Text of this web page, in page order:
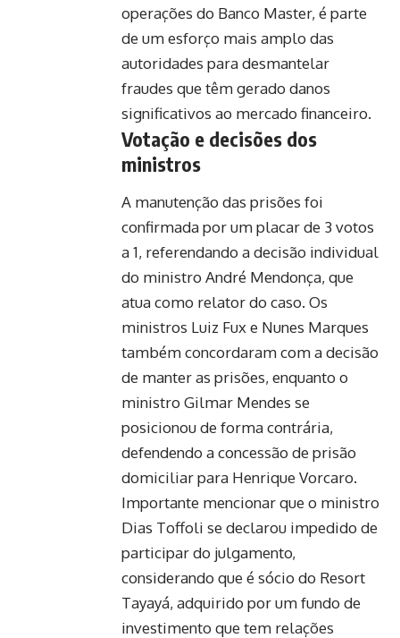
operações do Banco Master, é parte
de um esforço mais amplo das
autoridades para desmantelar
fraudes que têm gerado danos
significativos ao mercado financeiro.
Votação e decisões dos
ministros
A manutenção das prisões foi
confirmada por um placar de 3 votos
a 1, referendando a decisão individual
do ministro André Mendonça, que
atua como relator do caso. Os
ministros Luiz Fux e Nunes Marques
também concordaram com a decisão
de manter as prisões, enquanto o
ministro Gilmar Mendes se
posicionou de forma contrária,
defendendo a concessão de prisão
domiciliar para Henrique Vorcaro.
Importante mencionar que o ministro
Dias Toffoli se declarou impedido de
participar do julgamento,
considerando que é sócio do Resort
Tayayá, adquirido por um fundo de
investimento que tem relações